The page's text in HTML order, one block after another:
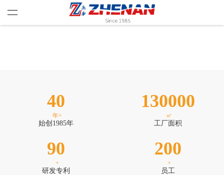
40
年+
始创1985年
130000
㎡
工厂面积
90
+
研发专利
200
+
员工